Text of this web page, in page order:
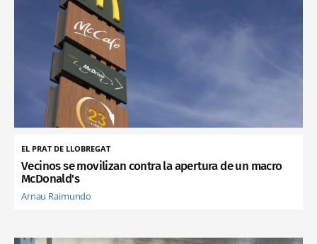
EL PRAT DE LLOBREGAT
Vecinos se movilizan contra la apertura de un macro
McDonald's
Arnau Raimundo